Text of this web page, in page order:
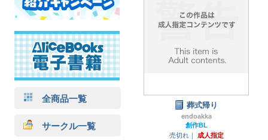
全商品一覧
サークル一覧
葬式帰り
endoakka
創作BL
売切れ｜
成人指定